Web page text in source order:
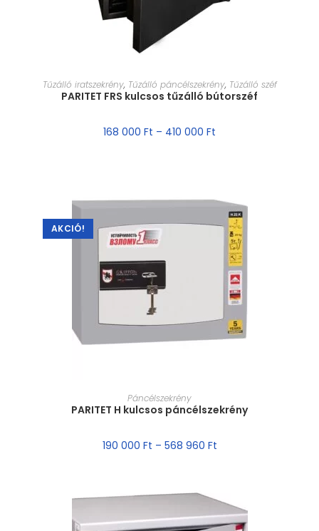
MÉRET VÁLASZTÁSA
Tűzálló iratszekrény, Tűzálló páncélszekrény, Tűzálló széf
PARITET FRS kulcsos tűzálló bútorszéf
168 000 Ft – 410 000 Ft
AKCIÓ!
MÉRET VÁLASZTÁSA
Páncélszekrény
PARITET H kulcsos páncélszekrény
190 000 Ft – 568 960 Ft